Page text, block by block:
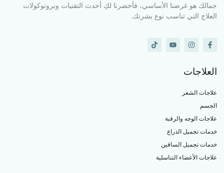
جمالك هو غرضنا الأساسي، فأحضرنا لكِ أحدث التقنيات وبروتوكولات
العلاج التي تناسب نوع بشرتك.
العلاجات
علاجات الشعر
الجسم
علاجات الوجه والرقبة
خدمات تجميل الذراع
خدمات تجميل الساقين
علاجات الأعضاء التناسلية